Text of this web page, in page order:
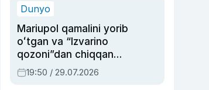
Dunyo
Mariupol qamalini yorib
oʻtgan va “Izvarino
qozoni”dan chiqqan
qahramon — Ukraina
armiyasi bosh
19:50 / 29.07.2026